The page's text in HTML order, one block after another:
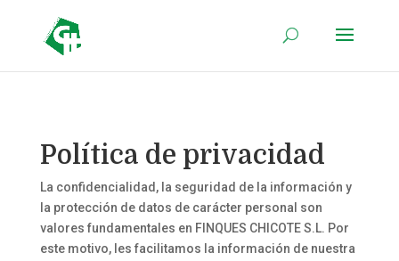
Política de privacidad
La confidencialidad, la seguridad de la información y
la protección de datos de carácter personal son
valores fundamentales en FINQUES CHICOTE S.L. Por
este motivo, les facilitamos la información de nuestra